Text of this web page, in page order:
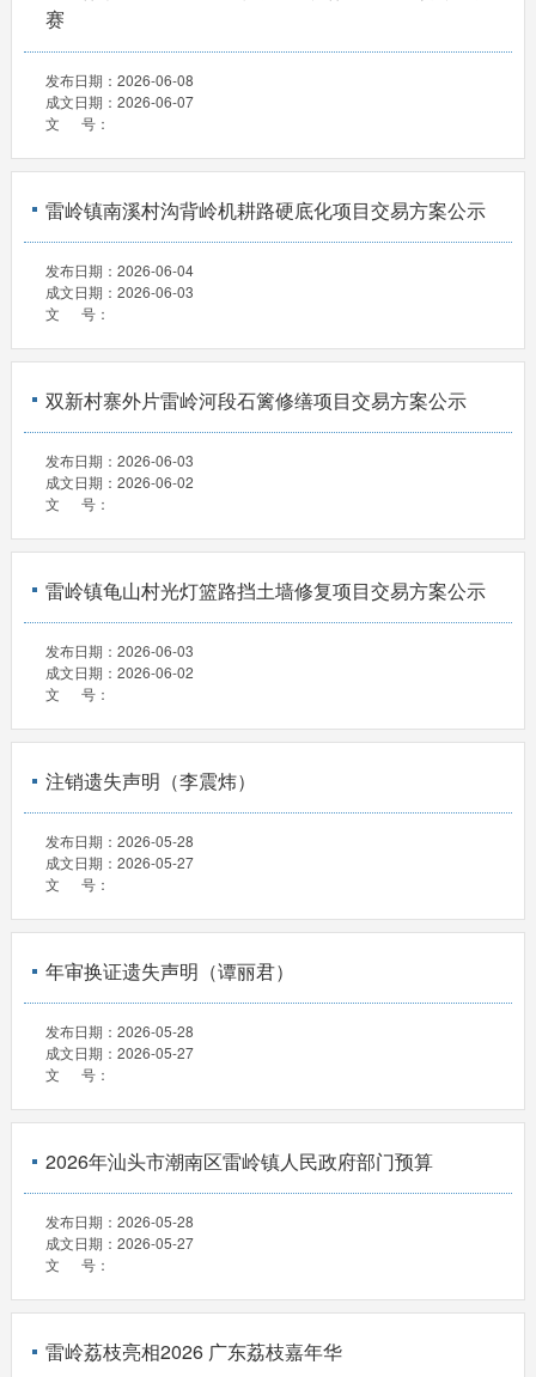
赛
发布日期： 2026-06-08
成文日期： 2026-06-07
文 号：
雷岭镇南溪村沟背岭机耕路硬底化项目交易方案公示
发布日期： 2026-06-04
成文日期： 2026-06-03
文 号：
双新村寨外片雷岭河段石篱修缮项目交易方案公示
发布日期： 2026-06-03
成文日期： 2026-06-02
文 号：
雷岭镇龟山村光灯篮路挡土墙修复项目交易方案公示
发布日期： 2026-06-03
成文日期： 2026-06-02
文 号：
注销遗失声明（李震炜）
发布日期： 2026-05-28
成文日期： 2026-05-27
文 号：
年审换证遗失声明（谭丽君）
发布日期： 2026-05-28
成文日期： 2026-05-27
文 号：
2026年汕头市潮南区雷岭镇人民政府部门预算
发布日期： 2026-05-28
成文日期： 2026-05-27
文 号：
雷岭荔枝亮相2026 广东荔枝嘉年华